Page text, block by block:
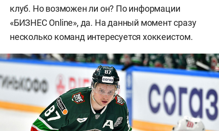
клуб. Но возможен ли он? По информации
«БИЗНЕС Online», да. На данный момент сразу
несколько команд интересуется хоккеистом.